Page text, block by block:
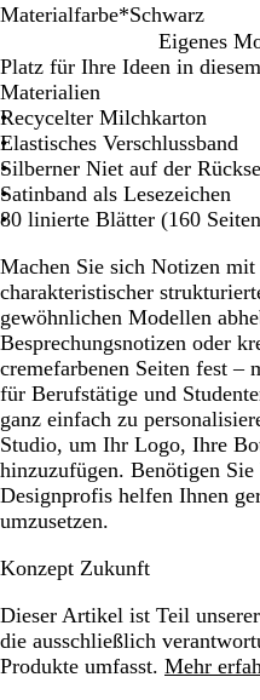
Materialfarbe*Schwarz
c
h
w
a
r
z
u
n
e
a
l
d
g
r
ü
n
a
l
b
e
i
t
a
h
l
b
l
a
Eigenes
Platz für Ihre Ideen in
Materialien
Recycelter Milchkarton
Elastisches Verschlussband
Silberner Niet auf der
Satinband als Lesezeichen
80 linierte Blätter (160
Machen Sie sich Notizen
charakteristischer
gewöhnlichen Modellen
Besprechungsnotizen oder
cremefarbenen Seiten fest
für Berufstätige und
ganz einfach zu
Studio, um Ihr Logo, Ihre
hinzuzufügen. Benötigen
Designprofis helfen Ihnen
umzusetzen.
Konzept Zukunft
Dieser Artikel ist Teil
die ausschließlich
Produkte umfasst. Mehr